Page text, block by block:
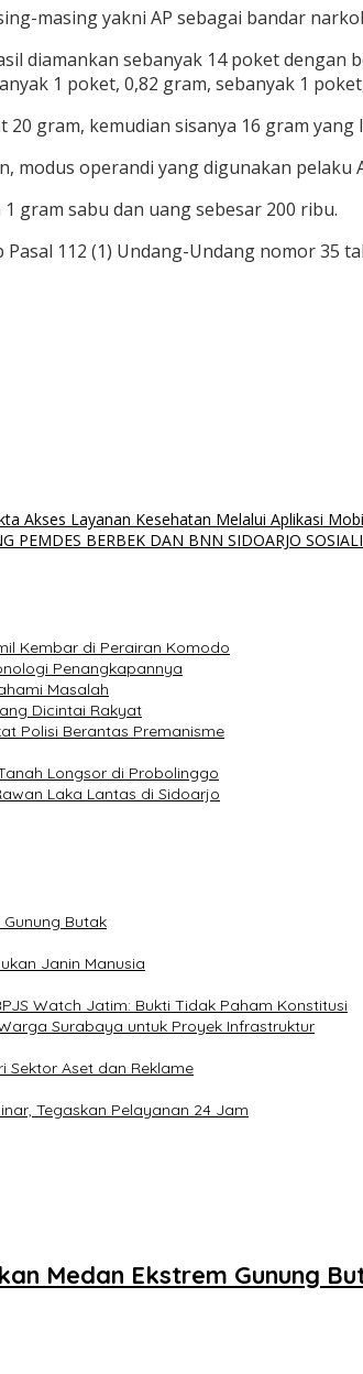
masing yakni AP sebagai bandar
diamankan sebanyak 14 poket dengan
1 poket, 0,82 gram, sebanyak 1
gram, kemudian sisanya 16 gram
operandi yang digunakan pelaku
gram sabu dan uang sebesar 200 ribu.
Pasal 112 (1) Undang-Undang nomor
Akses Layanan Kesehatan Melalui Aplikasi
PEMDES BERBEK DAN BNN SIDOARJO
Kembar di Perairan Komodo
Penangkapannya
Masalah
Dicintai Rakyat
Polisi Berantas Premanisme
Longsor di Probolinggo
Laka Lantas di Sidoarjo
Butak
Janin Manusia
Watch Jatim: Bukti Tidak Paham Konstitusi
Surabaya untuk Proyek Infrastruktur
Sektor Aset dan Reklame
Tegaskan Pelayanan 24 Jam
Medan Ekstrem Gunung